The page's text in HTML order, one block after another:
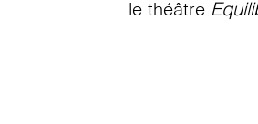
le théâtre